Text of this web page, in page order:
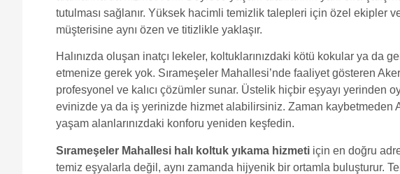
tutulması sağlanır. Yüksek hacimli temizlik talepleri için özel ekipler
müşterisine aynı özen ve titizlikle yaklaşır.
Halınızda oluşan inatçı lekeler, koltuklarınızdaki kötü kokular ya da
etmenize gerek yok. Sırameşeler Mahallesi’nde faaliyet gösteren
profesyonel ve kalıcı çözümler sunar. Üstelik hiçbir eşyayı yerinden
evinizde ya da iş yerinizde hizmet alabilirsiniz. Zaman kaybetmeden
yaşam alanlarınızdaki konforu yeniden keşfedin.
Sırameşeler Mahallesi halı koltuk yıkama hizmeti için en doğru
temiz eşyalarla değil, aynı zamanda hijyenik bir ortamla buluşturur.